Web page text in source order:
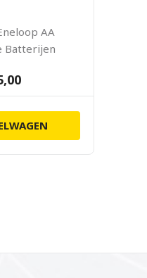
AA
Batterijen